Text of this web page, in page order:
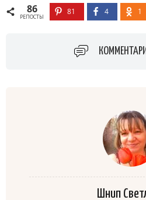
86
РЕПОСТЫ
81 4 1
Шнип